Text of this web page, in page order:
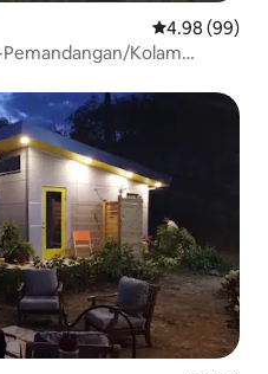
Penarafan
4.98 (99)
Kolam